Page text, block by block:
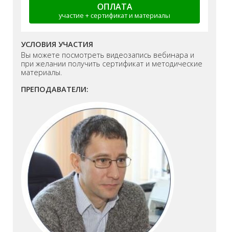
ОПЛАТА
участие + сертификат и материалы
УСЛОВИЯ УЧАСТИЯ
Вы можете посмотреть видеозапись вебинара и
при желании получить сертификат и методические
материалы.
ПРЕПОДАВАТЕЛИ: